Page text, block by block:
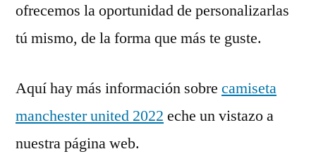
ofrecemos la oportunidad de personalizarlas
tú mismo, de la forma que más te guste.
Aquí hay más información sobre camiseta
manchester united 2022 eche un vistazo a
nuestra página web.